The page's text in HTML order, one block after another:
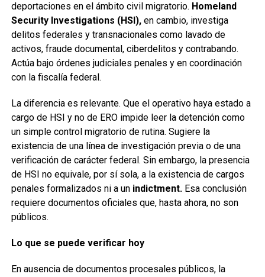
deportaciones en el ámbito civil migratorio. Homeland
Security Investigations (HSI),en cambio, investiga
delitos federales y transnacionales como lavado de
activos, fraude documental, ciberdelitos y contrabando.
Actúa bajo órdenes judiciales penales y en coordinación
con la fiscalía federal.
La diferencia es relevante. Que el operativo haya estado a
cargo de HSI y no de ERO impide leer la detención como
un simple control migratorio de rutina. Sugiere la
existencia de una línea de investigación previa o de una
verificación de carácter federal. Sin embargo, la presencia
de HSI no equivale, por sí sola, a la existencia de cargos
penales formalizados ni a un indictment.Esa conclusión
requiere documentos oficiales que, hasta ahora, no son
públicos.
Lo que se puede verificar hoy
En ausencia de documentos procesales públicos, la